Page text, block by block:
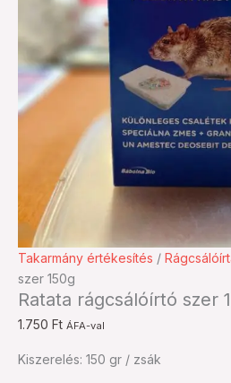
Takarmány értékesítés /
szer 150g
Ratata rágcsálóírtó szer
1.750 Ft ÁFA-val
Kiszerelés: 150 gr / zsák
Ratata
rágcsálóírtó
szer
150g